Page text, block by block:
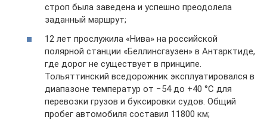
строп была заведена и успешно преодолела
заданный маршрут;
12 лет прослужила «Нива» на российской
полярной станции «Беллинсгаузен» в Антарктиде,
где дорог не существует в принципе.
Тольяттинский вседорожник эксплуатировался в
диапазоне температур от −54 до +40 °C для
перевозки грузов и буксировки судов. Общий
пробег автомобиля составил 11800 км;